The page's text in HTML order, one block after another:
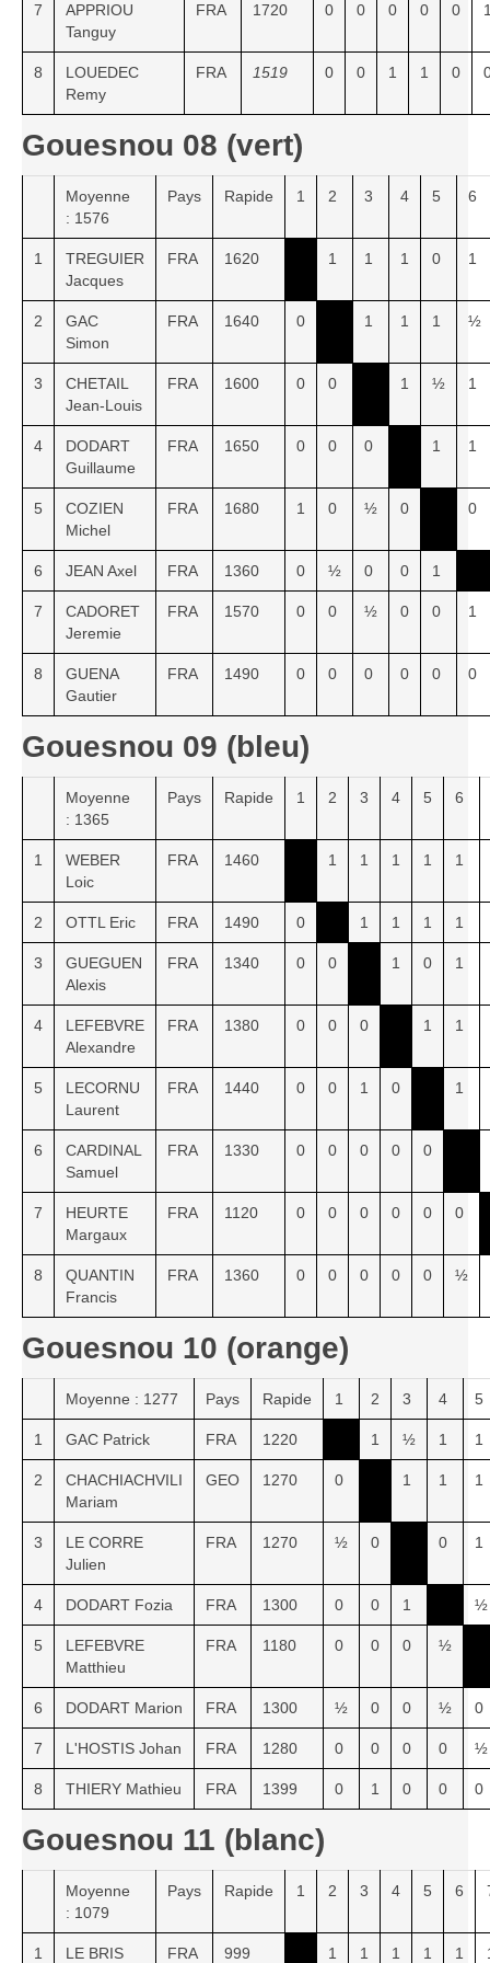
Les infos
Les annonces de tournois
7
APPRIOU
Tanguy
FRA 1720 0 0 0 0 0
8
LOUEDEC
Remy
FRA 1519 0 0 1 1 0
Gouesnou 08 (vert)
Moyenne
: 1576
Pays Rapide 1 2 3 4 5 6
1
TREGUIER
Jacques
FRA 1620 1 1 1 0 1
2
GAC
Simon
FRA 1640 0 1 1 1 ½
3
CHETAIL
Jean-Louis
FRA 1600 0 0 1 ½ 1
4
DODART
Guillaume
FRA 1650 0 0 0 1 1
5
COZIEN
Michel
FRA 1680 1 0 ½ 0 0
6 JEAN Axel FRA 1360 0 ½ 0 0 1
7
CADORET
Jeremie
FRA 1570 0 0 ½ 0 0 1
8
GUENA
Gautier
FRA 1490 0 0 0 0 0 0
Gouesnou 09 (bleu)
Moyenne
: 1365
Pays Rapide 1 2 3 4 5 6
1
WEBER
Loic
FRA 1460 1 1 1 1 1
2 OTTL Eric FRA 1490 0 1 1 1 1
3
GUEGUEN
Alexis
FRA 1340 0 0 1 0 1
4
LEFEBVRE
Alexandre
FRA 1380 0 0 0 1 1
5
LECORNU
Laurent
FRA 1440 0 0 1 0 1
6
CARDINAL
Samuel
FRA 1330 0 0 0 0 0
7
HEURTE
Margaux
FRA 1120 0 0 0 0 0 0
8
QUANTIN
Francis
FRA 1360 0 0 0 0 0 ½
Gouesnou 10 (orange)
Moyenne : 1277 Pays Rapide 1 2 3 4 5
1 GAC Patrick FRA 1220 1 ½ 1 1
2
CHACHIACHVILI
Mariam
GEO 1270 0 1 1 1
3
LE CORRE
Julien
FRA 1270 ½ 0 0 1
4 DODART Fozia FRA 1300 0 0 1 ½
5
LEFEBVRE
Matthieu
FRA 1180 0 0 0 ½
6 DODART Marion FRA 1300 ½ 0 0 ½ 0
7 L'HOSTIS Johan FRA 1280 0 0 0 0 ½
8 THIERY Mathieu FRA 1399 0 1 0 0 0
Gouesnou 11 (blanc)
Moyenne
: 1079
Pays Rapide 1 2 3 4 5 6
1 LE BRIS FRA 999 1 1 1 1 1